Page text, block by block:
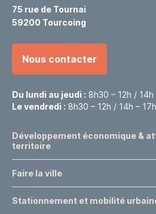
75 rue de Tournai
59200 Tourcoing
Nous contacter
Du lundi au jeudi : 8h30 – 12h / 14h
Le vendredi : 8h30 – 12h / 14h – 17h
Développement économique &
territoire
Faire la ville
Stationnement et mobilité